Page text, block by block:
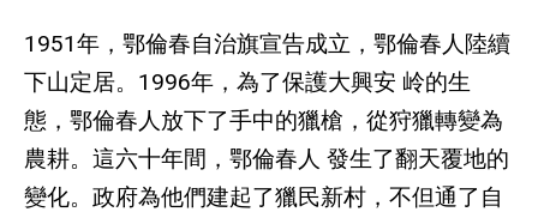
1951年，鄂倫春自治旗宣告成立，鄂倫春人陸續
下山定居。1996年，為了保護大興安 岭的生
態，鄂倫春人放下了手中的獵槍，從狩獵轉變為
農耕。這六十年間，鄂倫春人 發生了翻天覆地的
變化。政府為他們建起了獵民新村，不但通了自